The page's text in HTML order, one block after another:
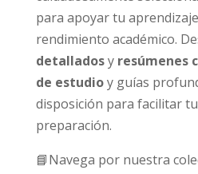
para apoyar tu
rendimiento académico.
detalladosy resúmenes
de estudioy guías
disposición para facilitar
preparación.
📘Navega por nuestra